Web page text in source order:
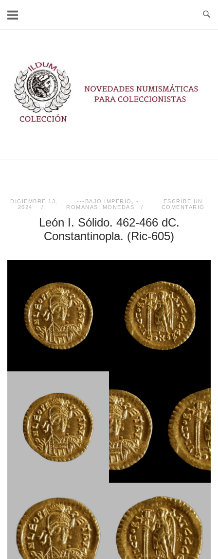
DICIEMBRE 13,
2024
---BAJO IMPERIO
-
ROMANAS
MONEDAS
ESCRIBE UN
COMENTARIO
León I. Sólido. 462-466 ​​dC.
Constantinopla. (Ric-605)